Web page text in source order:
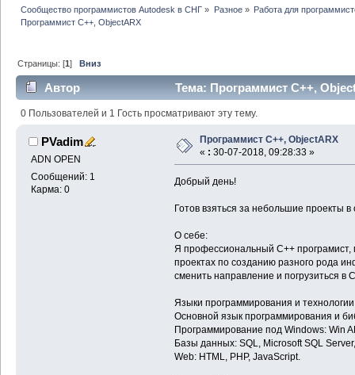
Сообщество программистов Autodesk в СНГ » Разное» Работа для
Программист С++, ObjectARX
Страницы: [1]Вниз
Автор Тема: Программист С++,
0 Пользователей и 1 Гость просматривают эту тему.
PVadim
ADN OPEN
Сообщений: 1
Карма: 0
Программист С++, ObjectARX
« : 30-07-2018, 09:28:33 »
Добрый день!
Готов взяться за небольшие проекты
О себе:
Я профессиональный С++ програмист,
проектах по созданию разного рода
сменить направление и погрузиться в
Языки программирования и
Основной язык программирования и
Программирование под Windows: Win
Базы данных: SQL, Microsoft SQL
Web: HTML, PHP, JavaScript.